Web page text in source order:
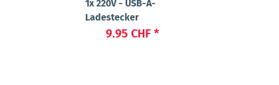
1x 220V - USB-A-
Ladestecker
9.95 CHF *